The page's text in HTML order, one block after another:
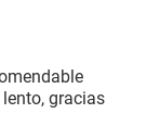
gracias